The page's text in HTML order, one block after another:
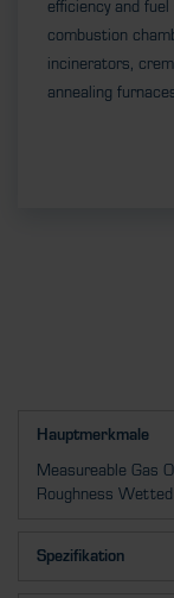
efficiency and
combustion
incinerators,
annealing
Hauptmerkmale
Measureable Gas
Roughness
Spezifikation